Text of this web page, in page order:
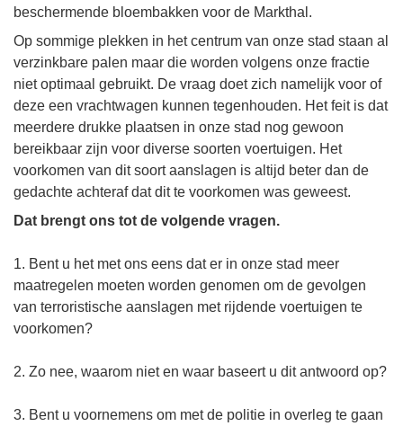
beschermende bloembakken voor de Markthal.
Op sommige plekken in het centrum van onze stad staan al
verzinkbare palen maar die worden volgens onze fractie
niet optimaal gebruikt. De vraag doet zich namelijk voor of
deze een vrachtwagen kunnen tegenhouden. Het feit is dat
meerdere drukke plaatsen in onze stad nog gewoon
bereikbaar zijn voor diverse soorten voertuigen. Het
voorkomen van dit soort aanslagen is altijd beter dan de
gedachte achteraf dat dit te voorkomen was geweest.
Dat brengt ons tot de volgende vragen.
1. Bent u het met ons eens dat er in onze stad meer
maatregelen moeten worden genomen om de gevolgen
van terroristische aanslagen met rijdende voertuigen te
voorkomen?
2. Zo nee, waarom niet en waar baseert u dit antwoord op?
3. Bent u voornemens om met de politie in overleg te gaan